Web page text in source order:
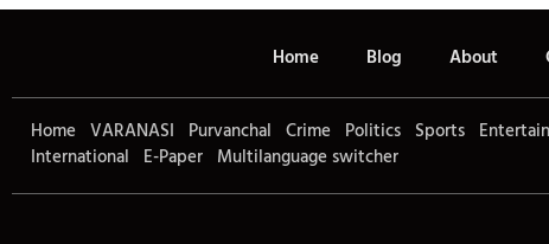
Home Blog About
Home VARANASI Purvanchal Crime Politics Sports
International E-Paper Multilanguage switcher